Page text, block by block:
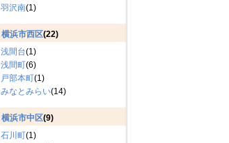
羽沢南(1)
横浜市西区(22)
浅間台(1)
浅間町(6)
戸部本町(1)
みなとみらい(14)
横浜市中区(9)
石川町(1)